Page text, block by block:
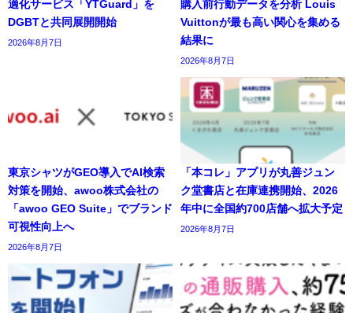
適化サービス「YTGuard」を
DGBTと共同展開開始
2026年8月7日
購入前行動データを分析 Louis
Vuittonが最も高い関心を集める
結果に
2026年8月7日
東京シャツがGEO導入でAI検索
対策を開始、awoo株式会社の
「awoo GEO Suite」でブランド
可視性向上へ
2026年8月7日
「本コレ」アプリが丸善ジュン
ク堂書店と在庫連携開始、2026
年中に全国約700店舗へ拡大予定
2026年8月7日